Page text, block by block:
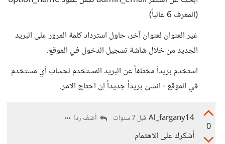
(المعرف 6 غالباً)
غير العنوان لعنوان آخر، حاول استرداد كلمة المرور على البريد
الجديد من خلال شاشة تسجيل الدخول في الموقع.
استخدم بريدأ مختلفاً عن البريد المستخدم لحساب أي مستخدم
في الموقع - انشئ بريداً جديداً إن احتاج الامر.
0
Al_fargany14 قبل 7 سنوات أضف ردا
أشكرك على الاهتمام